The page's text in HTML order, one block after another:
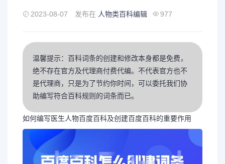
2023-08-07 发布在 人物类百科编辑 977
温馨提示：百科词条的创建和修改本身都是免费，
绝不存在官方及代理商付费代编。不代表官方也不
是代理商，只是为了节约你时间，可以委托我们协
助编写符合百科规则的词条而已。
如何编写医生人物百度百科及创建百度百科的重要作用